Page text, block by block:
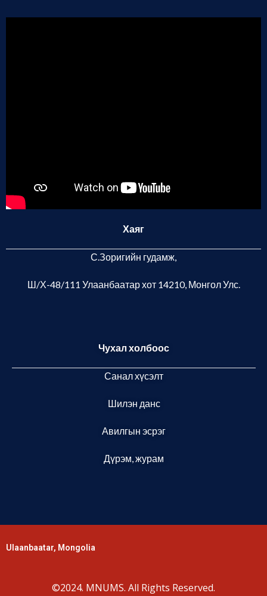
Хаяг
С.Зоригийн гудамж,
Ш/Х-48/111 Улаанбаатар хот 14210, Монгол Улс.
Чухал холбоос
Санал хүсэлт
Шилэн данс
Авилгын эсрэг
Дүрэм, журам
Ulaanbaatar, Mongolia
©2024. MNUMS. All Rights Reserved.